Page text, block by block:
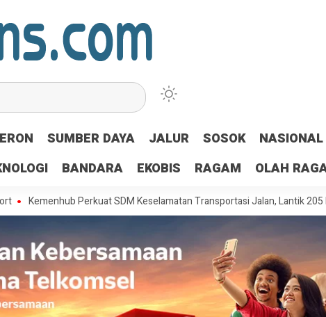
SUMBER DAYA JALUR SOSOK NASIONAL
BANDARA EKOBIS RAGAM OLAH
Perkuat SDM Keselamatan Transportasi Jalan, Lantik 205 Lulusan